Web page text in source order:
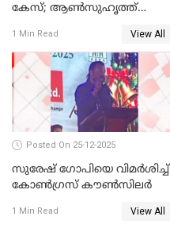
കേസ്; ആണ്‍സുഹൃത്ത്
1 Min Read View All
Posted On 25-12-2025
സുരേഷ് ഗോപിയെ വിമര്‍ശിച്ച്
കോണ്‍ഗ്രസ് കൗണ്‍സിലര്‍
1 Min Read View All